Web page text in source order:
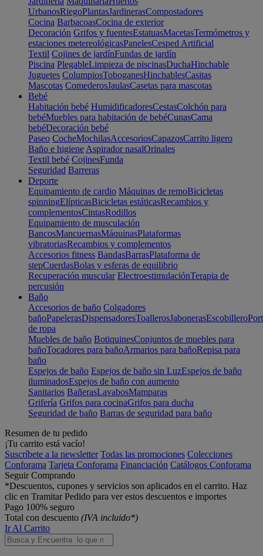
UrbanosRiegoPlantasJardinerasCompostadores
Cocina BarbacoasCocina de exterior
Decoración Grifos y fuentesEstatuasMacetasTermómetros y
estaciones metereológicasPanelesCesped Artificial
Textil Cojines de jardínFundas de jardín
Piscina PlegableLimpieza de piscinasDuchaHinchable
Juguetes ColumpiosToboganesHinchablesCasitas
Mascotas ComederosJaulasCasetas para mascotas
Bebé
Habitación bebé HumidificadoresCestasColchón para
bebéMuebles para habitación de bebéCunasCama
bebéDecoración bebé
Paseo CocheMochilasAccesoriosCapazosCarrito ligero
Baño e higiene Aspirador nasalOrinales
Textil bebé CojinesFunda
Seguridad Barreras
Deporte
Equipamiento de cardio Máquinas de remoBicicletas
spinningElípticasBicicletas estáticasRecambios y
complementosCintasRodillos
Equipamiento de musculación
BancosMancuernasMáquinasPlataformas
vibratoriasRecambios y complementos
Accesorios fitness BandasBarrasPlataforma de
stepCuerdasBolas y esferas de equilibrio
Recuperación muscular ElectroestimulaciónTerapia de
percusión
Baño
Accesorios de baño Colgadores
bañoPapelerasDispensadoresToallerosJabonerasEscobillero
de ropa
Muebles de baño BotiquinesConjuntos de muebles para
bañoTocadores para bañoArmarios para bañoRepisa para
baño
Espejos de baño Espejos de baño sin LuzEspejos de baño
iluminadosEspejos de baño con aumento
Sanitarios BañerasLavabosMamparas
Grifería Grifos para cocinaGrifos para ducha
Seguridad de baño Barras de seguridad para baño
Resumen de tu pedido
¡Tu carrito está vacío!
Suscríbete a la newsletter Todas las promociones Colecciones
Conforama Tarjeta Conforama Financiación Catálogos Conforama
Seguir Comprando
*Descuentos, cupones y servicios son aplicados en el carrito. Haz
clic en Tramitar Pedido para ver estos descuentos e importes
Pago 100% seguro
Total con descuento (IVA incluido*)
Ir Al Carrito